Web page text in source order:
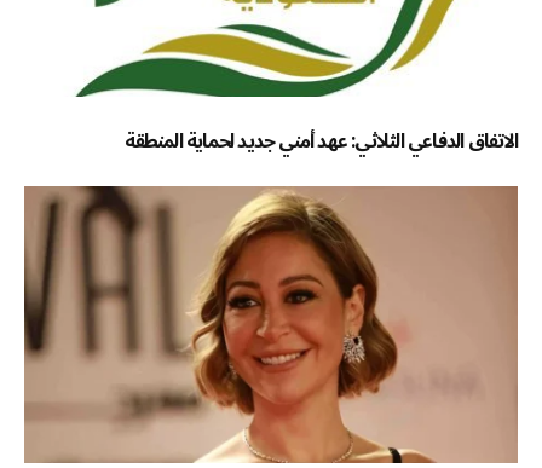
الاتفاق الدفاعي الثلاثي: عهد أمني جديد لحماية المنطقة